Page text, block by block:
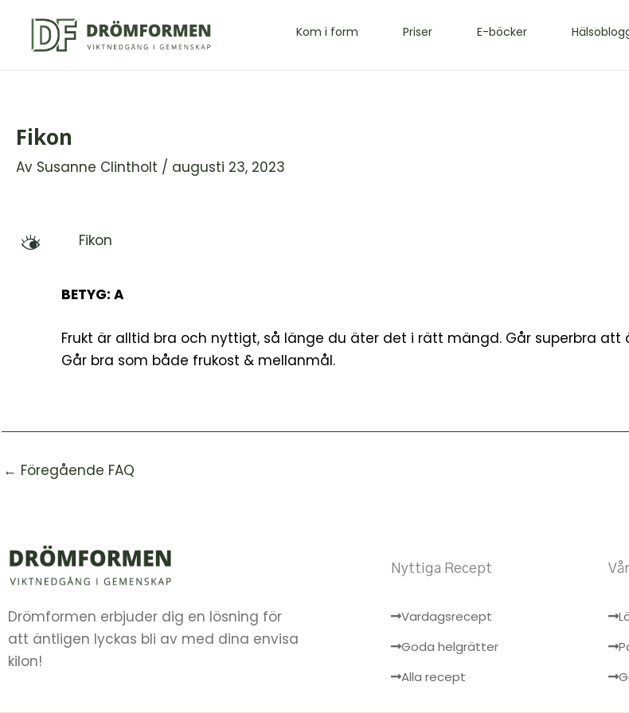
innehåll
Kom i form Priser E-böcker
Fikon
Av Susanne Clintholt / augusti 23, 2023
M Fikon
BETYG: A
Frukt är alltid bra och nyttigt, så länge du äter det i rätt mängd. Går superbra
Går bra som både frukost & mellanmål.
← Föregående FAQ
Drömformen erbjuder dig en lösning för
att äntligen lyckas bli av med dina envisa
kilon!
Nyttiga Recept
Vardagsrecept
Goda helgrätter
Alla recept